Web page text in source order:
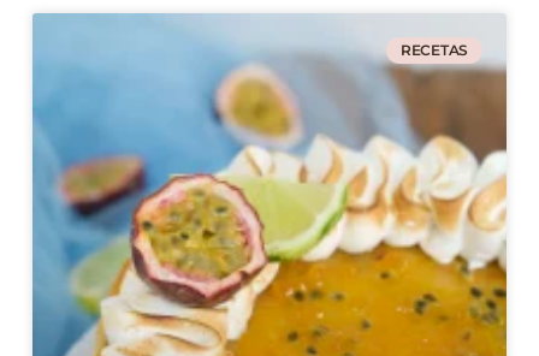
RECETAS